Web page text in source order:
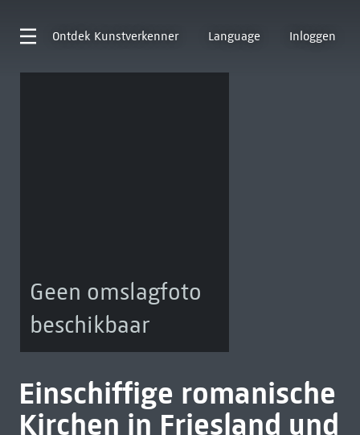
Ontdek Kunstverkenner Language Inloggen
Geen omslagfoto
beschikbaar
Einschiffige romanische
Kirchen in Friesland und